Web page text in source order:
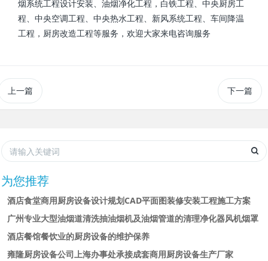
烟系统工程设计安装、油烟净化工程，白铁工程、中央厨房工
程、中央空调工程、中央热水工程、新风系统工程、车间降温
工程，厨房改造工程等服务，欢迎大家来电咨询服务
上一篇 下一篇
为您推荐
酒店食堂商用厨房设备设计规划CAD平面图装修安装工程施工方案
广州专业大型油烟道清洗抽油烟机及油烟管道的清理净化器风机烟罩
酒店餐馆餐饮业的厨房设备的维护保养
雍隆厨房设备公司上海办事处承接成套商用厨房设备生产厂家